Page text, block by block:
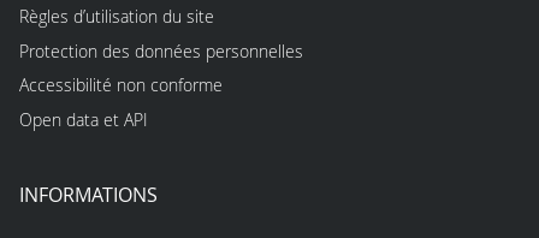
Règles d’utilisation du site
Protection des données personnelles
Accessibilité non conforme
Open data et API
INFORMATIONS